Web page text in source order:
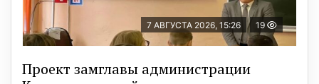
7 АВГУСТА 2026, 15:26 19
Проект замглавы администрации